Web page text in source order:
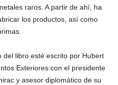
raros. A partir de ahí, ha
los productos, así como
del libro esté escrito por Hubert
Exteriores con el presidente
y asesor diplomático de su